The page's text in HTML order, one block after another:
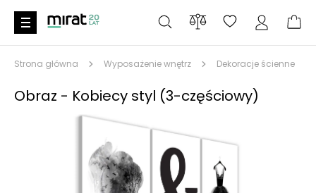
Strona główna Wyposażenie wnętrz Dekoracje ścienne
Obraz - Kobiecy styl (3-częściowy)